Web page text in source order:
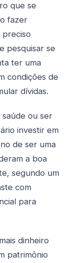
que se
fazer
preciso
pesquisar se
ter uma
condições de
dívidas.
ou ser
investir em
de ser uma
a boa
segundo um
com
para
dinheiro
patrimônio